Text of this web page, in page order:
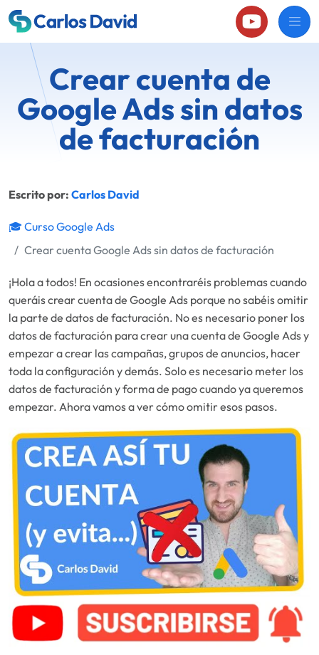
Crear cuenta de
Google Ads sin datos
de facturación
Escrito por: Carlos David
🎓 Curso Google Ads
Crear cuenta Google Ads sin datos de facturación
¡Hola a todos! En ocasiones encontraréis problemas cuando
queráis crear cuenta de Google Ads porque no sabéis omitir
la parte de datos de facturación. No es necesario poner los
datos de facturación para crear una cuenta de Google Ads y
empezar a crear las campañas, grupos de anuncios, hacer
toda la configuración y demás. Solo es necesario meter los
datos de facturación y forma de pago cuando ya queremos
empezar. Ahora vamos a ver cómo omitir esos pasos.